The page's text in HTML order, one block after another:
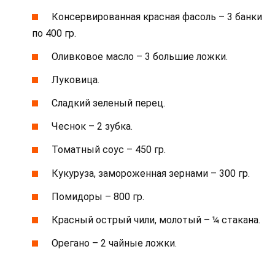
Консервированная красная фасоль – 3 банки
по 400 гр.
Оливковое масло – 3 большие ложки.
Луковица.
Сладкий зеленый перец.
Чеснок – 2 зубка.
Томатный соус – 450 гр.
Кукуруза, замороженная зернами – 300 гр.
Помидоры – 800 гр.
Красный острый чили, молотый – ¼ стакана.
Орегано – 2 чайные ложки.